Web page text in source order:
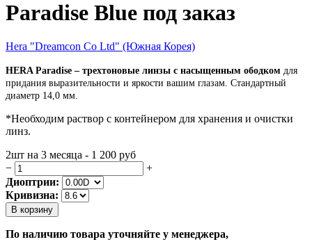
Paradise Blue под заказ
Hera "Dreamcon Co Ltd" (Южная Корея)
HERA Paradise – трехтоновые линзы с насыщенным ободком для
придания выразительности и яркости вашим глазам. Стандартный
диаметр 14,0 мм.
*Необходим раствор с контейнером для хранения и очистки
линз.
2шт на 3 месяца - 1 200 руб
−
+
Диоптрии:
Кривизна:
В корзину
По наличию товара уточняйте у менеджера,